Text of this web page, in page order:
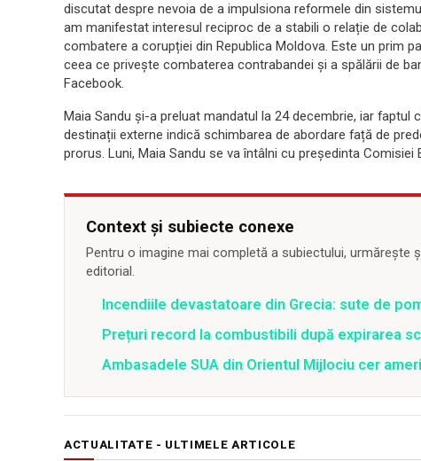
discutat despre nevoia de a impulsiona reformele din
am manifestat interesul reciproc de a stabili o relație de
combatere a corupției din Republica Moldova. Este un prim
ceea ce privește combaterea contrabandei și a spălării de
Facebook.
Maia Sandu și-a preluat mandatul la 24 decembrie, iar faptul
destinații externe indică schimbarea de abordare față de
prorus. Luni, Maia Sandu se va întâlni cu președinta Comisiei
Context și subiecte conexe
Pentru o imagine mai completă a subiectului, urmărește
editorial.
Incendiile devastatoare din Grecia: sute de
Prețuri record la combustibili după expirarea
Ambasadele SUA din Orientul Mijlociu cer
ACTUALITATE - ULTIMELE ARTICOLE